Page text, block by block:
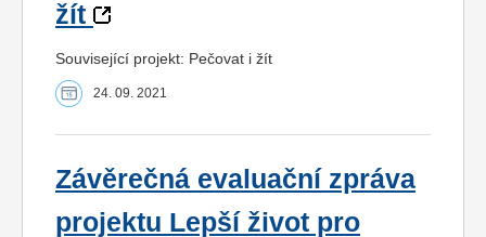
žít
Související projekt: Pečovat i žít
24. 09. 2021
Závěrečná evaluační zpráva
projektu Lepší život pro